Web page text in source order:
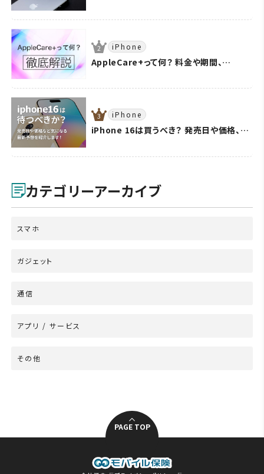
要なアプリの設定方法を紹介！
iPhone
AppleCare+って何？ 料金や期間、
説します！
iPhone
iPhone 16は買うべき？ 発売日や価格、ス
説！
カテゴリーアーカイブ
スマホ
ガジェット
通信
アプリ / サービス
その他
PAGE TOP